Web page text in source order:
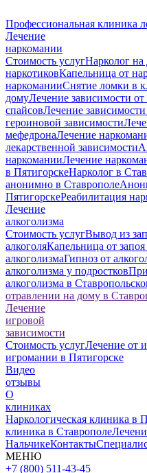
Профессиональная клиника
Лечение
наркомании
Стоимость услугНарколог на
наркотиковКапельница от
наркоманииСнятие ломки в
домуЛечение зависимости от
спайсовЛечение
героиновой зависимости
мефедронаЛечение
лекарственной зависимости
наркоманииЛечение
в ПятигорскеНарколог в
анонимно в Ставрополе
ПятигорскеРеабилитация
Лечение
алкоголизма
Стоимость услугВывод из
алкоголяКапельница от
алкоголизмаГипноз от
алкоголизма у подростков
алкоголизма в
отравлении на дому в
Лечение
игровой
зависимости
Стоимость услугЛечение от
игромании в Пятигорске
Видео
отзывы
О
клиниках
Наркологическая клиника в
клиника в Ставрополе
НальчикеКонтакты
МЕНЮ
+7 (800) 511-43-45